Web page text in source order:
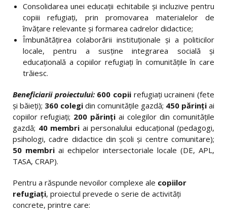
Consolidarea unei educații echitabile și incluzive pentru
copiii refugiați, prin promovarea materialelor de
învățare relevante și formarea cadrelor didactice;
Îmbunătățirea colaborării instituționale și a politicilor
locale, pentru a susține integrarea socială și
educațională a copiilor refugiați în comunitățile în care
trăiesc.
Beneficiarii proiectului: 600 copii refugiați ucraineni (fete
și băieți); 360 colegi din comunitățile gazdă; 450 părinți ai
copiilor refugiați; 200 părinți ai colegilor din comunitățile
gazdă; 40 membri ai personalului educațional (pedagogi,
psihologi, cadre didactice din școli și centre comunitare);
50 membri ai echipelor intersectoriale locale (DE, APL,
TASA, CRAP).
Pentru a răspunde nevoilor complexe ale copiilor
refugiați, proiectul prevede o serie de activități
concrete, printre care: